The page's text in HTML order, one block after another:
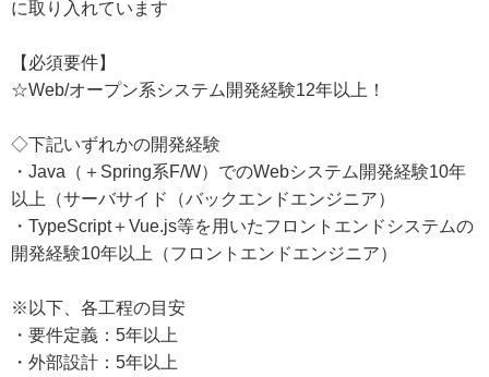
に取り入れています
【必須要件】
☆Web/オープン系システム開発経験12年以上！
◇下記いずれかの開発経験
・Java（＋Spring系F/W）でのWebシステム開発経験10年
以上（サーバサイド（バックエンドエンジニア）
・TypeScript＋Vue.js等を用いたフロントエンドシステムの
開発経験10年以上（フロントエンドエンジニア）
※以下、各工程の目安
・要件定義：5年以上
・外部設計：5年以上